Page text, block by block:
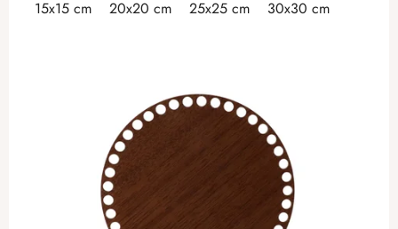
15x15 cm 20x20 cm 25x25 cm 30x30 cm